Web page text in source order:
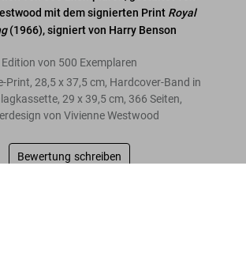
mit dem signierten Print Royal
(1966), signiert von Harry Benson
Edition von 500 Exemplaren
Print, 28,5 x 37,5 cm, Hardcover-Band in
29 x 39,5 cm, 366 Seiten,
von Vivienne Westwood
Bewertung schreiben